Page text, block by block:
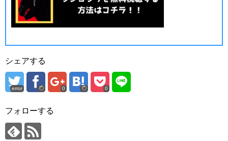
シェアする
error 0 0
フォローする